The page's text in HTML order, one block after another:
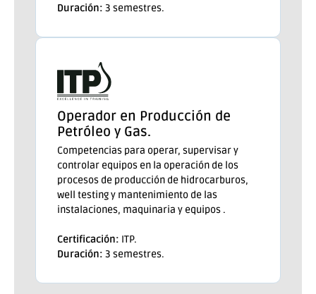
Duración: 3 semestres.
Operador en Producción de
Petróleo y Gas.
Competencias para operar, supervisar y
controlar equipos en la operación de los
procesos de producción de hidrocarburos,
well testing y mantenimiento de las
instalaciones, maquinaria y equipos .
Certificación: ITP.
Duración: 3 semestres.